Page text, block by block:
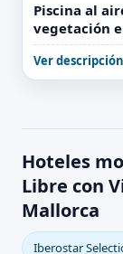
Piscina al
vegetación
Ver descripción
Hoteles
Libre con
Mallorca
Iberostar